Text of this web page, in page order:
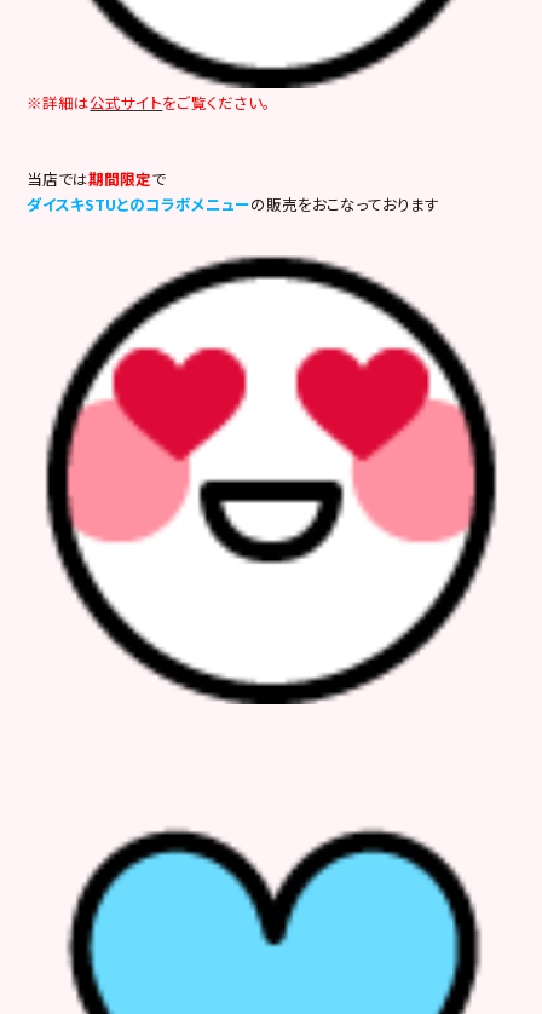
※詳細は公式サイトをご覧ください。
当店では期間限定で
ダイスキSTUとのコラボメニューの販売をおこなっております